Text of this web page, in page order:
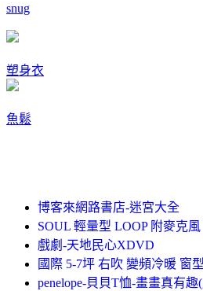
snug
塑身衣
魚鬆
博客來網路書店-迷宮大全
SOUL 輕量型 LOOP 附麥克
戲劇-天地民心XDVD
國際 5-7坪 右吹 變頻冷暖 窗
penelope-貝貝T恤-畫畫真有趣